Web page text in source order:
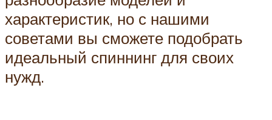
характеристик, но с нашими
советами вы сможете подобрать
идеальный спиннинг для своих
нужд.